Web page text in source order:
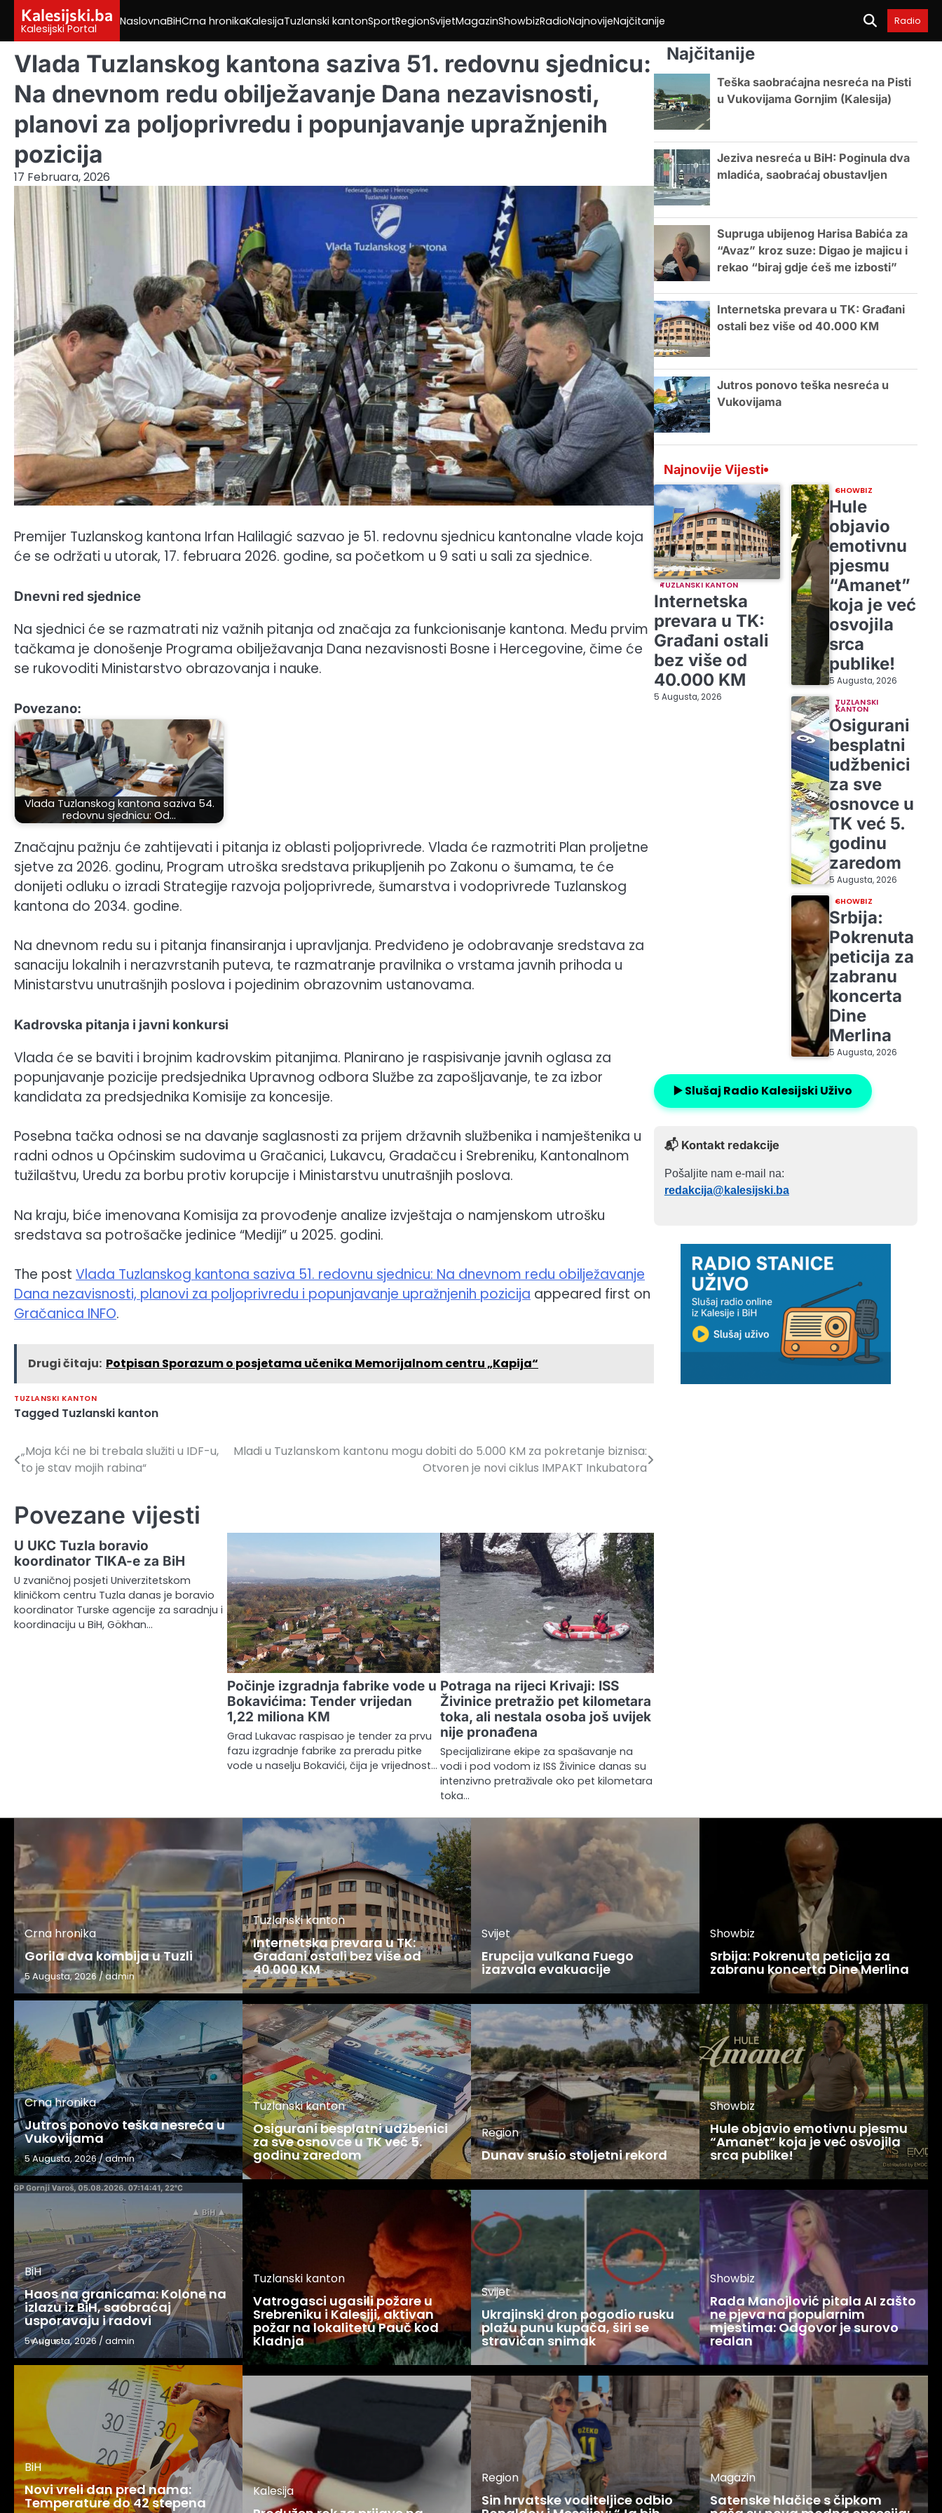
content
Kalesijski.ba
Kalesijski Portal
NaslovnaBiHCrna hronikaKalesijaTuzlanski kantonSportRegionSvijetMagazinShowbizRadioNajnovijeNajčitanije Radio
Vlada Tuzlanskog kantona saziva 51. redovnu sjednicu:
Na dnevnom redu obilježavanje Dana nezavisnosti,
planovi za poljoprivredu i popunjavanje upražnjenih
pozicija
17 Februara, 2026
Premijer Tuzlanskog kantona Irfan Halilagić sazvao je 51. redovnu sjednicu kantonalne vlade koja
će se održati u utorak, 17. februara 2026. godine, sa početkom u 9 sati u sali za sjednice.
Dnevni red sjednice
Na sjednici će se razmatrati niz važnih pitanja od značaja za funkcionisanje kantona. Među prvim
tačkama je donošenje Programa obilježavanja Dana nezavisnosti Bosne i Hercegovine, čime će
se rukovoditi Ministarstvo obrazovanja i nauke.
Povezano:
Vlada Tuzlanskog kantona saziva 54.
redovnu sjednicu: Od…
Značajnu pažnju će zahtijevati i pitanja iz oblasti poljoprivrede. Vlada će razmotriti Plan proljetne
sjetve za 2026. godinu, Program utroška sredstava prikupljenih po Zakonu o šumama, te će
donijeti odluku o izradi Strategije razvoja poljoprivrede, šumarstva i vodoprivrede Tuzlanskog
kantona do 2034. godine.
Na dnevnom redu su i pitanja finansiranja i upravljanja. Predviđeno je odobravanje sredstava za
sanaciju lokalnih i nerazvrstanih puteva, te razmatranje pravilnika o vrstama javnih prihoda u
Ministarstvu unutrašnjih poslova i pojedinim obrazovnim ustanovama.
Kadrovska pitanja i javni konkursi
Vlada će se baviti i brojnim kadrovskim pitanjima. Planirano je raspisivanje javnih oglasa za
popunjavanje pozicije predsjednika Upravnog odbora Službe za zapošljavanje, te za izbor
kandidata za predsjednika Komisije za koncesije.
Posebna tačka odnosi se na davanje saglasnosti za prijem državnih službenika i namještenika u
radni odnos u Općinskim sudovima u Gračanici, Lukavcu, Gradačcu i Srebreniku, Kantonalnom
tužilaštvu, Uredu za borbu protiv korupcije i Ministarstvu unutrašnjih poslova.
Na kraju, biće imenovana Komisija za provođenje analize izvještaja o namjenskom utrošku
sredstava sa potrošačke jedinice “Mediji” u 2025. godini.
The post Vlada Tuzlanskog kantona saziva 51. redovnu sjednicu: Na dnevnom redu obilježavanje
Dana nezavisnosti, planovi za poljoprivredu i popunjavanje upražnjenih pozicija appeared first on
Gračanica INFO.
Drugi čitaju: Potpisan Sporazum o posjetama učenika Memorijalnom centru „Kapija“
TUZLANSKI KANTON
Tagged Tuzlanski kanton
Navigacija
članaka
„Moja kći ne bi trebala služiti u IDF-u,
to je stav mojih rabina“
Mladi u Tuzlanskom kantonu mogu dobiti do 5.000 KM za pokretanje biznisa:
Otvoren je novi ciklus IMPAKT Inkubatora
Povezane vijesti
U UKC Tuzla boravio
koordinator TIKA-e za BiH
U zvaničnoj posjeti Univerzitetskom
kliničkom centru Tuzla danas je boravio
koordinator Turske agencije za saradnju i
koordinaciju u BiH, Gökhan…
Počinje izgradnja fabrike vode u
Bokavićima: Tender vrijedan
1,22 miliona KM
Grad Lukavac raspisao je tender za prvu
fazu izgradnje fabrike za preradu pitke
vode u naselju Bokavići, čija je vrijednost…
Potraga na rijeci Krivaji: ISS
Živinice pretražio pet kilometara
toka, ali nestala osoba još uvijek
nije pronađena
Specijalizirane ekipe za spašavanje na
vodi i pod vodom iz ISS Živinice danas su
intenzivno pretraživale oko pet kilometara
toka…
Najčitanije
Teška saobraćajna nesreća na Pisti
u Vukovijama Gornjim (Kalesija)
Jeziva nesreća u BiH: Poginula dva
mladića, saobraćaj obustavljen
Supruga ubijenog Harisa Babića za
“Avaz” kroz suze: Digao je majicu i
rekao “biraj gdje ćeš me izbosti”
Internetska prevara u TK: Građani
ostali bez više od 40.000 KM
Jutros ponovo teška nesreća u
Vukovijama
Najnovije Vijesti
TUZLANSKI KANTON
Internetska
prevara u TK:
Građani ostali
bez više od
40.000 KM
5 Augusta, 2026
SHOWBIZ
Hule
objavio
emotivnu
pjesmu
“Amanet”
koja je već
osvojila
srca
publike!
5 Augusta, 2026
TUZLANSKI
KANTON
Osigurani
besplatni
udžbenici
za sve
osnovce u
TK već 5.
godinu
zaredom
5 Augusta, 2026
SHOWBIZ
Srbija:
Pokrenuta
peticija za
zabranu
koncerta
Dine
Merlina
5 Augusta, 2026
▶️ Slušaj Radio Kalesijski Uživo
📬 Kontakt redakcije
Pošaljite nam e-mail na:
redakcija@kalesijski.ba
Crna hronika
Gorila dva kombija u Tuzli
5 Augusta, 2026/admin
Crna hronika
Jutros ponovo teška nesreća u
Vukovijama
5 Augusta, 2026/admin
BiH
Haos na granicama: Kolone na
izlazu iz BiH, saobraćaj
usporavaju i radovi
5 Augusta, 2026 /admin
BiH
Novi vreli dan pred nama:
Temperature do 42 stepena
Tuzlanski kanton
Internetska prevara u TK:
Građani ostali bez više od
40.000 KM
Tuzlanski kanton
Osigurani besplatni udžbenici
za sve osnovce u TK već 5.
godinu zaredom
Tuzlanski kanton
Vatrogasci ugasili požare u
Srebreniku i Kalesiji, aktivan
požar na lokalitetu Pauč kod
Kladnja
Kalesija
Svijet
Erupcija vulkana Fuego
izazvala evakuacije
Region
Dunav srušio stoljetni rekord
Svijet
Ukrajinski dron pogodio rusku
plažu punu kupača, širi se
stravičan snimak
Region
Sin hrvatske voditeljice odbio
Showbiz
Srbija: Pokrenuta peticija za
zabranu koncerta Dine Merlina
Showbiz
Hule objavio emotivnu pjesmu
“Amanet” koja je već osvojila
srca publike!
Showbiz
Rada Manojlović pitala AI zašto
ne pjeva na popularnim
mjestima: Odgovor je surovo
realan
Magazin
Satenske hlačice s čipkom